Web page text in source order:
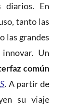
diarios. En
tanto las
las grandes
Un
común
. A partir de
su viaje